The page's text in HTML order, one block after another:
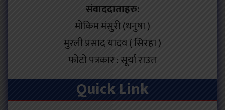
संवाददाताहरु:
मोकिम मंसुरी (धनुषा )
मुरली प्रसाद यादव ( सिरहा )
फोटो पत्रकार : सूर्या राउत
Quick Link